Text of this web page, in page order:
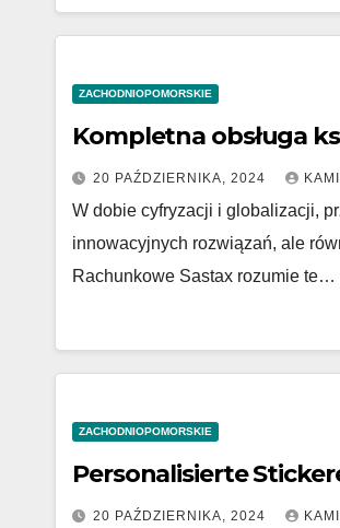
ZACHODNIOPOMORSKIE
Kompletna obsługa
20 PAŹDZIERNIKA, 2024
W dobie cyfryzacji i globalizacji,
innowacyjnych rozwiązań, ale
Rachunkowe Sastax rozumie te…
ZACHODNIOPOMORSKIE
Personalisierte
20 PAŹDZIERNIKA, 2024